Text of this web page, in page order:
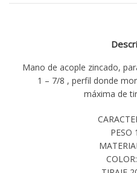
Mano de acople zincado,
1 – 7/8 , perfil donde
máxima de
PESO